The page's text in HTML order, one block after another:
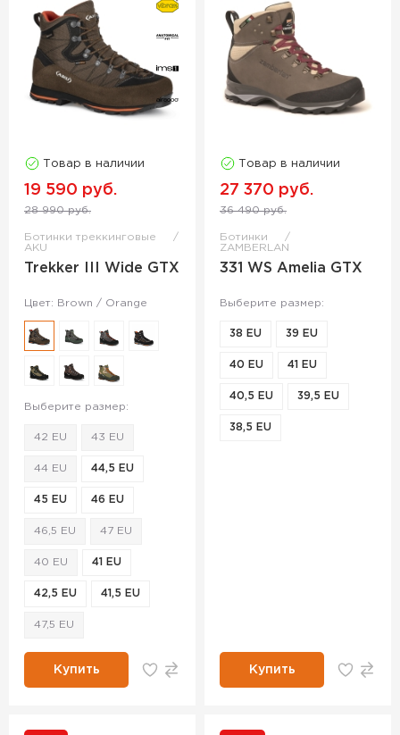
Товар в наличии
19 590 руб.
28 990 руб.
Ботинки треккинговые
AKU
Trekker III Wide GTX
Цвет: Brown / Orange
Выберите размер:
42 EU 43 EU
44 EU 44,5 EU
45 EU 46 EU
46,5 EU 47 EU
40 EU 41 EU
42,5 EU 41,5 EU
47,5 EU
Купить
Товар в наличии
27 370 руб.
36 490 руб.
Ботинки
ZAMBERLAN
331 WS Amelia GTX
Выберите размер:
38 EU 39 EU
40 EU 41 EU
40,5 EU 39,5 EU
38,5 EU
Купить